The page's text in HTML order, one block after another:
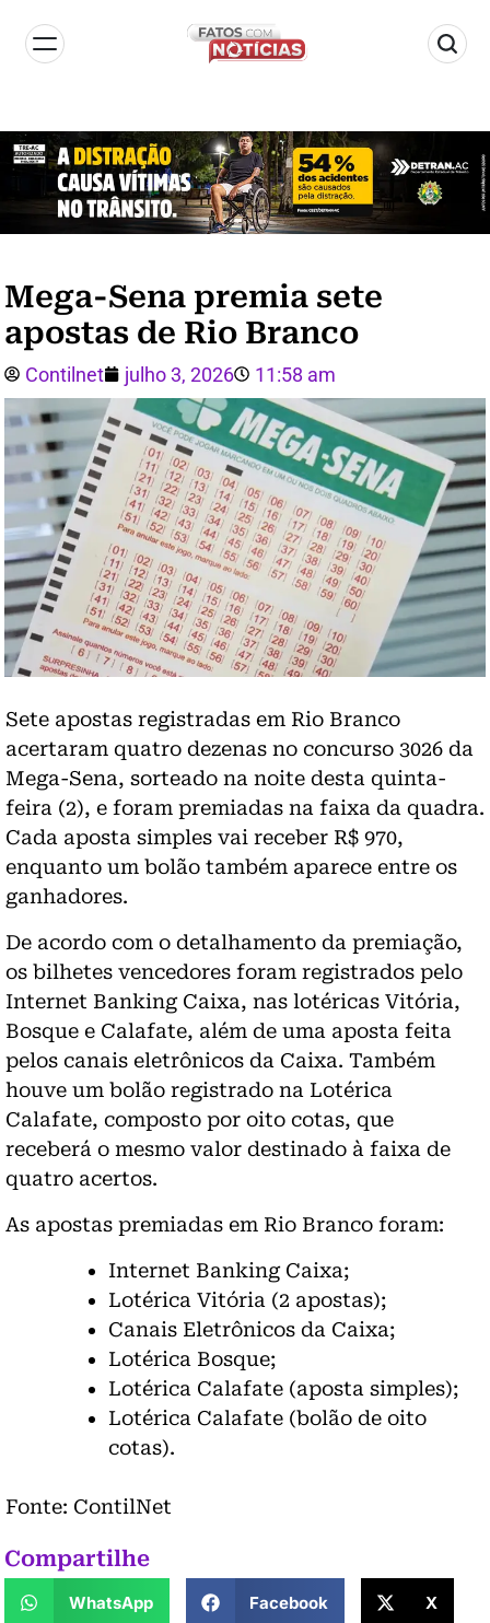
Mega-Sena premia sete
apostas de Rio Branco
Contilnet julho 3, 2026 11:58 am
Sete apostas registradas em Rio Branco
acertaram quatro dezenas no concurso 3026 da
Mega-Sena, sorteado na noite desta quinta-
feira (2), e foram premiadas na faixa da quadra.
Cada aposta simples vai receber R$ 970,
enquanto um bolão também aparece entre os
ganhadores.
De acordo com o detalhamento da premiação,
os bilhetes vencedores foram registrados pelo
Internet Banking Caixa, nas lotéricas Vitória,
Bosque e Calafate, além de uma aposta feita
pelos canais eletrônicos da Caixa. Também
houve um bolão registrado na Lotérica
Calafate, composto por oito cotas, que
receberá o mesmo valor destinado à faixa de
quatro acertos.
As apostas premiadas em Rio Branco foram:
Internet Banking Caixa;
Lotérica Vitória (2 apostas);
Canais Eletrônicos da Caixa;
Lotérica Bosque;
Lotérica Calafate (aposta simples);
Lotérica Calafate (bolão de oito
cotas).
Fonte: ContilNet
Compartilhe
WhatsApp Facebook X